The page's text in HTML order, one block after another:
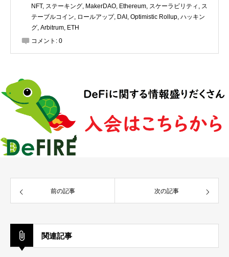
NFT, ステーキング, MakerDAO, Ethereum, スケーラビリティ , ス
テーブルコイン, ロールアップ, DAI , Optimistic Rollup, ハッキン
グ, Arbitrum, ETH
コメント: 0
前の記事 次の記事
関連記事